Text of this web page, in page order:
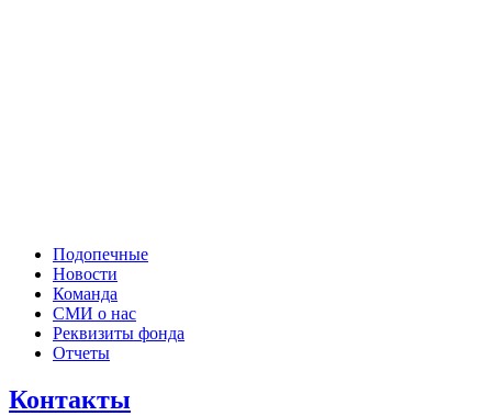
Подопечные
Новости
Команда
СМИ о нас
Реквизиты фонда
Отчеты
Контакты